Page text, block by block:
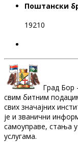
Поштански
19210
Град Бор
свим битним
свих значајних
је и званични
самоуправе, стања
услугама.